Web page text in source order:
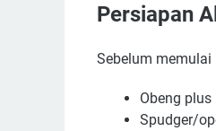
Persiapan
Sebelum memulai
Obeng plus
Spudger/